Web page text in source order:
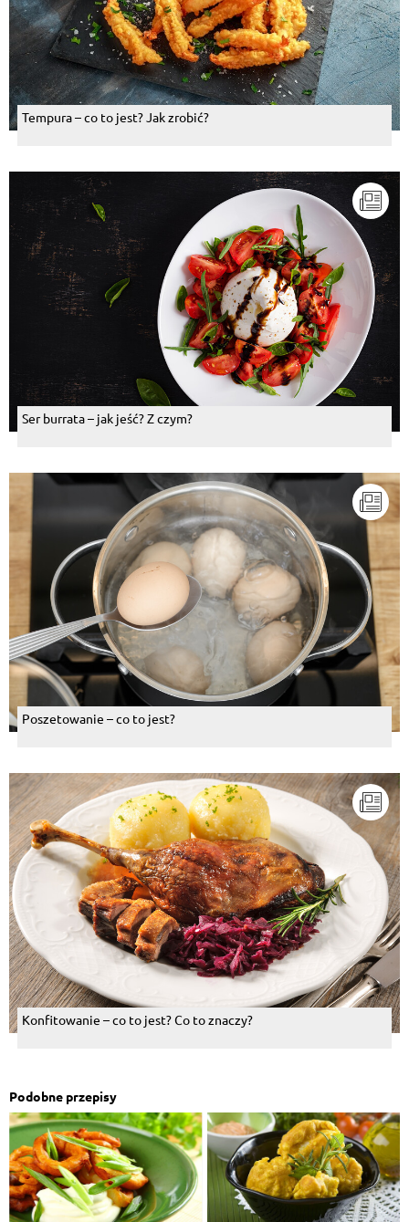
Tempura – co to jest? Jak zrobić?
Ser burrata – jak jeść? Z czym?
Poszetowanie – co to jest?
Konfitowanie – co to jest? Co to znaczy?
Podobne przepisy